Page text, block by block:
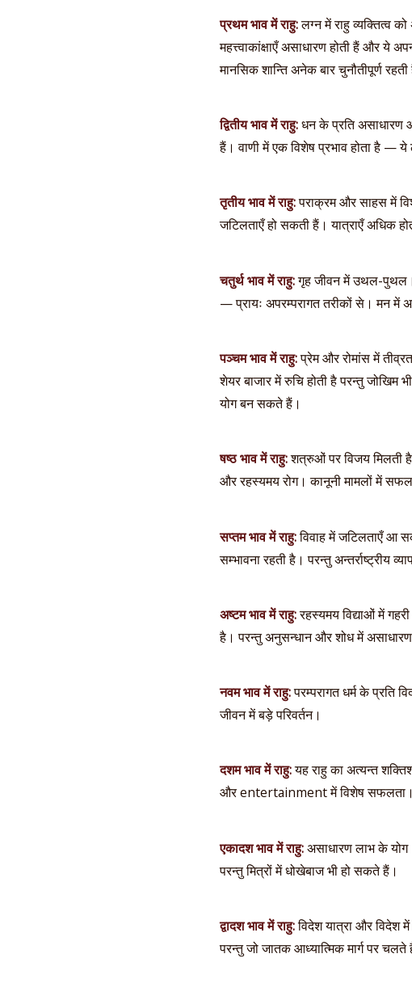
प्रथम भाव में राहु:लग्न में राहु व्यक्तित्व
महत्त्वाकांक्षाएँ असाधारण होती हैं और
मानसिक शान्ति अनेक बार चुनौतीपूर्ण
द्वितीय भाव में राहु:धन के प्रति असाधारण
हैं। वाणी में एक विशेष प्रभाव होता है —
तृतीय भाव में राहु:पराक्रम और साहस में
जटिलताएँ हो सकती हैं। यात्राएँ अधिक
चतुर्थ भाव में राहु:गृह जीवन में उथल-पुथल।
— प्रायः अपरम्परागत तरीकों से। मन में
पञ्चम भाव में राहु:प्रेम और रोमांस में
शेयर बाजार में रुचि होती है परन्तु
योग बन सकते हैं।
षष्ठ भाव में राहु:शत्रुओं पर विजय मिलती
और रहस्यमय रोग। कानूनी मामलों में
सप्तम भाव में राहु:विवाह में जटिलताएँ आ
सम्भावना रहती है। परन्तु अन्तर्राष्ट्रीय
अष्टम भाव में राहु:रहस्यमय विद्याओं में
है। परन्तु अनुसन्धान और शोध में असाधारण
नवम भाव में राहु:परम्परागत धर्म के प्रति
जीवन में बड़े परिवर्तन।
दशम भाव में राहु:यह राहु का अत्यन्त
और entertainment में विशेष सफलता।
एकादश भाव में राहु:असाधारण लाभ के
परन्तु मित्रों में धोखेबाज भी हो सकते हैं।
द्वादश भाव में राहु:विदेश यात्रा और विदेश
परन्तु जो जातक आध्यात्मिक मार्ग पर